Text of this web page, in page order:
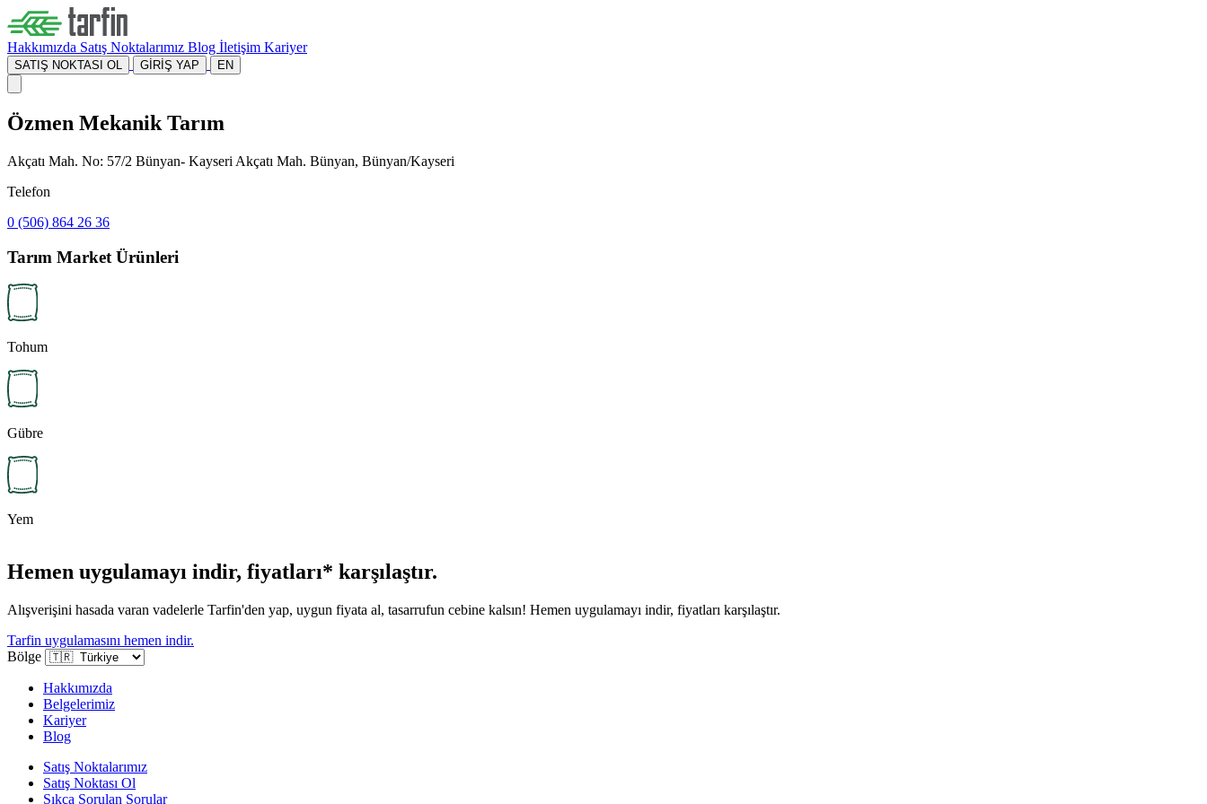
Hakkımızda Satış Noktalarımız Blog İletişim Kariyer
SATIŞ NOKTASI OL GİRİŞ YAP EN
Özmen Mekanik Tarım
Akçatı Mah. No: 57/2 Bünyan- Kayseri Akçatı Mah. Bünyan, Bünyan/Kayseri
Telefon
0 (506) 864 26 36
Tarım Market Ürünleri
Tohum
Gübre
Yem
Hemen uygulamayı indir, fiyatları* karşılaştır.
Alışverişini hasada varan vadelerle Tarfin'den yap, uygun fiyata al, tasarrufun cebine kalsın! Hemen uygulamayı indir, fiyatları karşılaştır.
Tarfin uygulamasını hemen indir.
Bölge
Hakkımızda
Belgelerimiz
Kariyer
Blog
Satış Noktalarımız
Satış Noktası Ol
Sıkça Sorulan Sorular